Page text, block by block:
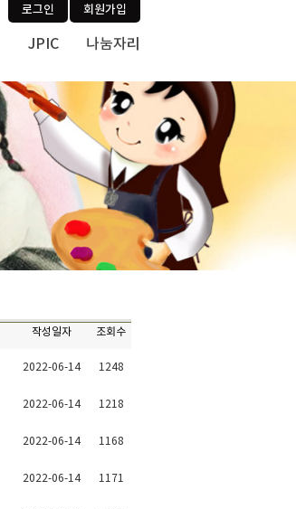
로그인 회원가입
JPIC 나눔자리
작성일자 조회수
2022-06-14 1248
2022-06-14 1218
2022-06-14 1168
2022-06-14 1171